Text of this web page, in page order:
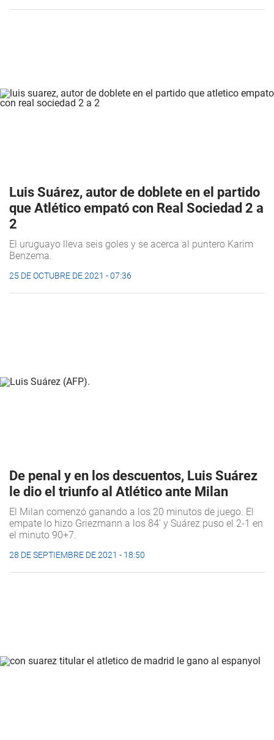
Luis Suárez, autor de doblete en el partido
que Atlético empató con Real Sociedad 2 a
2
El uruguayo lleva seis goles y se acerca al puntero Karim
Benzema.
25 DE OCTUBRE DE 2021 - 07:36
De penal y en los descuentos, Luis Suárez
le dio el triunfo al Atlético ante Milan
El Milan comenzó ganando a los 20 minutos de juego. El
empate lo hizo Griezmann a los 84' y Suárez puso el 2-1 en
el minuto 90+7.
28 DE SEPTIEMBRE DE 2021 - 18:50